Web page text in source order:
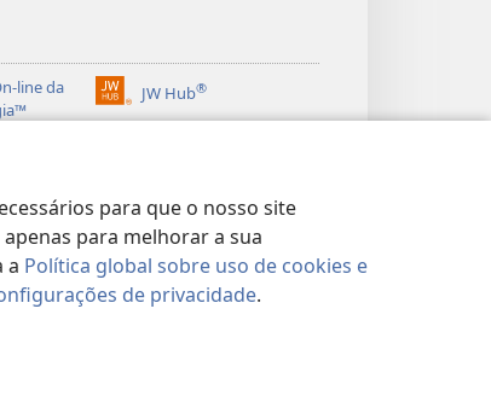
para que o nosso site
para melhorar a sua
a Política global sobre uso de cookies e
de privacidade.
line da
JW Hub®
(abre
nova
DE PRIVACIDADE